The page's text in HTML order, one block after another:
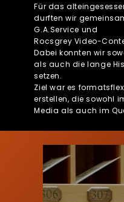
Für das
durften wir
G.A.Service und
Rocsgrey Video-
Dabei konnten wir
als auch die lange
setzen.
Ziel war es
erstellen, die sowohl
Media als auch im